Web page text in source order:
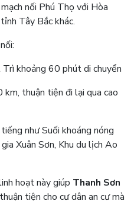
nối Phú Thọ với Hòa
Tây Bắc khác.
khoảng 60 phút di chuyển
km, thuận tiện đi lại qua cao
như Suối khoáng nóng
Xuân Sơn, Khu du lịch Ao
hoạt này giúp Thanh Sơn
tiện cho cư dân an cư mà